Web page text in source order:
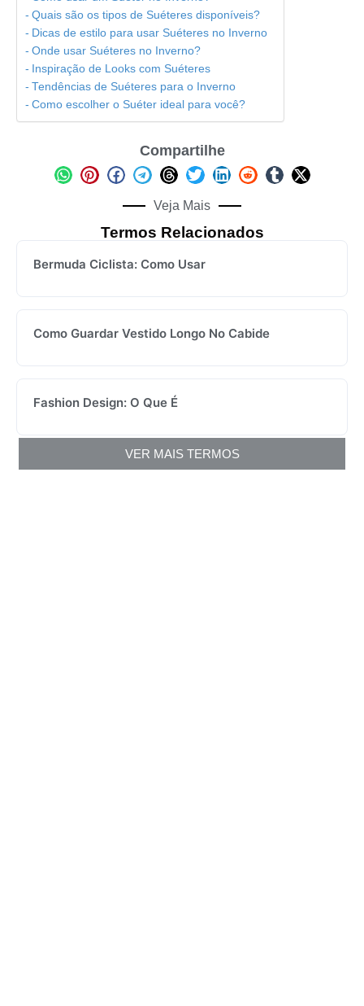
Quais são os tipos de Suéteres disponíveis?
Dicas de estilo para usar Suéteres no Inverno
Onde usar Suéteres no Inverno?
Inspiração de Looks com Suéteres
Tendências de Suéteres para o Inverno
Como escolher o Suéter ideal para você?
Compartilhe
Veja Mais
Termos Relacionados
Bermuda Ciclista: Como Usar
Como Guardar Vestido Longo No Cabide
Fashion Design: O Que É
VER MAIS TERMOS